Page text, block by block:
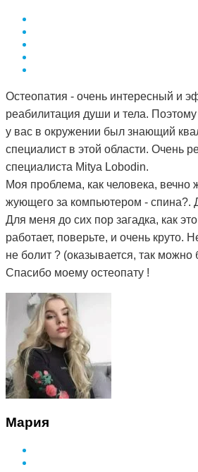
Остеопатия - очень интересный и
реабилитация души и тела.
у вас в окружении был знающий
специалист в этой области. Очень
специалиста Mitya Lobodin.
Моя проблема, как человека, вечно
жующего за компьютером - спина?.
Для меня до сих пор загадка, как
работает, поверьте, и очень круто.
не болит ? (оказывается, так можно
Спасибо моему остеопату !
Мария